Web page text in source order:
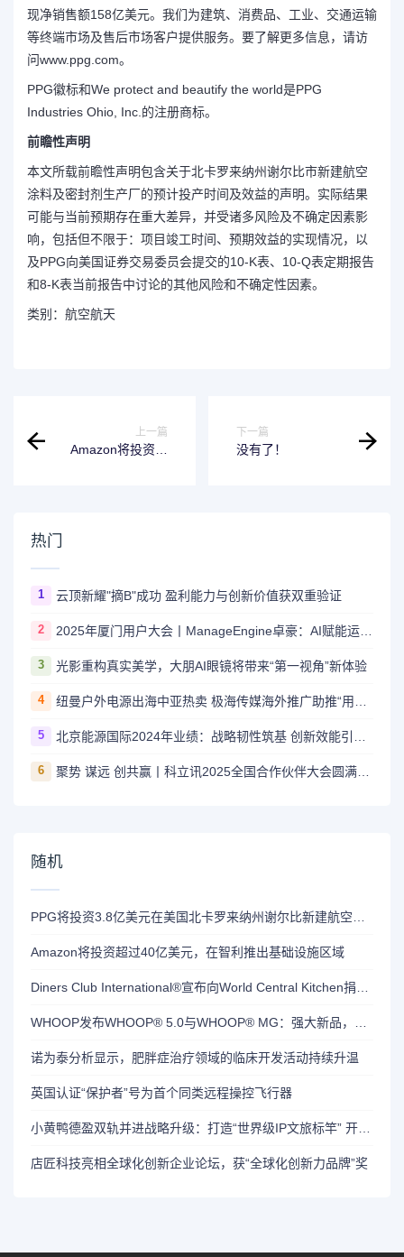
现净销售额158亿美元。我们为建筑、消费品、工业、交通运输
等终端市场及售后市场客户提供服务。要了解更多信息，请访
问www.ppg.com。
PPG徽标和We protect and beautify the world是PPG
Industries Ohio, Inc.的注册商标。
前瞻性声明
本文所载前瞻性声明包含关于北卡罗来纳州谢尔比市新建航空
涂料及密封剂生产厂的预计投产时间及效益的声明。实际结果
可能与当前预期存在重大差异，并受诸多风险及不确定因素影
响，包括但不限于：项目竣工时间、预期效益的实现情况，以
及PPG向美国证券交易委员会提交的10-K表、10-Q表定期报告
和8-K表当前报告中讨论的其他风险和不确定性因素。
类别：航空航天
上一篇
Amazon将投资超
下一篇
没有了！
热门
1 云顶新耀"摘B"成功 盈利能力与创新价值获双重验证
2 2025年厦门用户大会丨ManageEngine卓豪：AI赋能运维，智启未来新程
3 光影重构真实美学，大朋AI眼镜将带来“第一视角”新体验
4
5
6 聚势 谋远 创共赢丨科立讯2025全国合作伙伴大会圆满落幕
随机
Amazon将投资超过40亿美元，在智利推出基础设施区域
诺为泰分析显示，肥胖症治疗领域的临床开发活动持续升温
英国认证“保护者”号为首个同类远程操控飞行器
店匠科技亮相全球化创新企业论坛，获“全球化创新力品牌”奖